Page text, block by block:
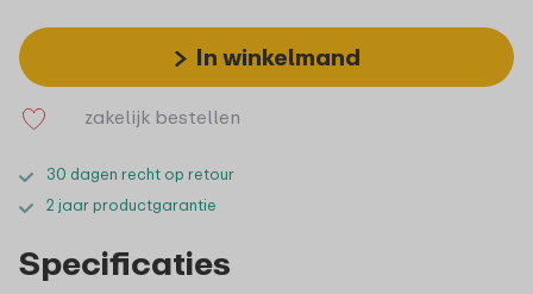
In winkelmand
zakelijk bestellen
30 dagen recht op retour
2 jaar productgarantie
Specificaties